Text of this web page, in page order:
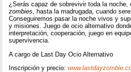
¿Serás capaz de sobrevivir toda la noche,
zombies, hasta la madrugada, cuando
Conseguiremos pasar la noche vivos y
y misiones. Juego de ocio alternativo
interpretación, cooperación, juego en
supervivencia.
A cargo de Last Day Ocio Alternativo
Inscripción y precio: